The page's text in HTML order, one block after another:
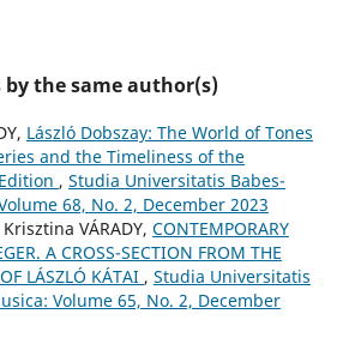
the same author(s)
László Dobszay: The World of Tones
and the Timeliness of the
, Studia Universitatis Babes-
68, No. 2, December 2023
VÁRADY, CONTEMPORARY
A CROSS-SECTION FROM THE
LÁSZLÓ KÁTAI , Studia Universitatis
Volume 65, No. 2, December